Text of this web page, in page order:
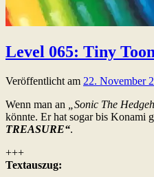
Level 065: Tiny
Veröffentlicht am 22. November
Wenn man an
„Sonic The
könnte. Er hat sogar bis Konami
TREASURE“.
+++
Textauszug: